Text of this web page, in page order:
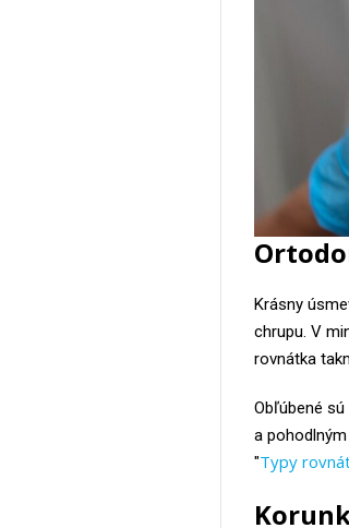
Krásny
chrupu. V
rovnátka
Obľúbené
a
"Typy